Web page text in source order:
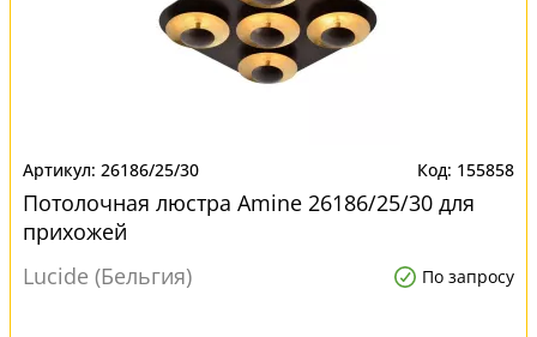
26186/25/30 155858
Потолочная люстра Amine 26186/25/30 для
прихожей
Lucide (Бельгия)
По запросу